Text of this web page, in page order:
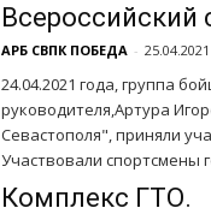
Всероссийский
АРБ СВПК ПОБЕДА - 25.04.2021
24.04.2021 года, группа
руководителя,Артура
Севастополя", приняли
Участвовали спортсмены
Комплекс ГТО.